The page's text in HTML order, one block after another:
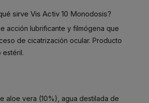
sirve Vis Activ 10 Monodosis?
acción lubrificante y filmógena que
de cicatrización ocular. Producto
estéril.
aloe vera (10%), agua destilada de